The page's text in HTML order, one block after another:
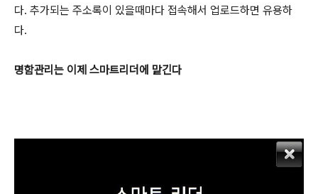
다. 추가되는 주소록이 있을때마다 접속해서 업로드하면 유용하
다.
명함관리는 이제 스마트리더에 맡긴다